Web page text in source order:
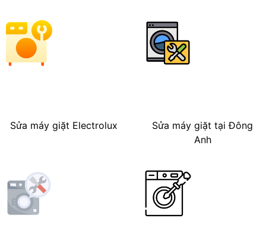
Sửa máy giặt Electrolux
Sửa máy giặt tại Đông
Anh